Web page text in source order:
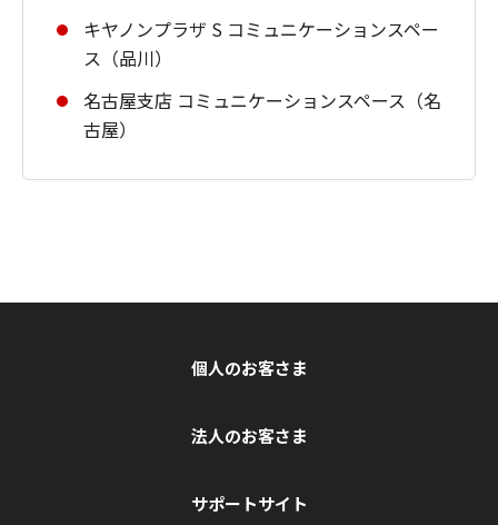
キヤノンプラザ S コミュニケーションスペー
ス（品川）
名古屋支店 コミュニケーションスペース（名
古屋）
個人のお客さま
法人のお客さま
サポートサイト